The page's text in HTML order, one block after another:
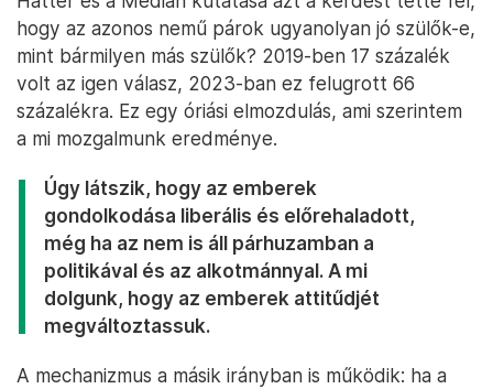
hogy az azonos nemű párok ugyanolyan jó szülők-e,
mint bármilyen más szülők? 2019-ben 17 százalék
volt az igen válasz, 2023-ban ez felugrott 66
százalékra. Ez egy óriási elmozdulás, ami szerintem
a mi mozgalmunk eredménye.
Úgy látszik, hogy az emberek
gondolkodása liberális és előrehaladott,
még ha az nem is áll párhuzamban a
politikával és az alkotmánnyal. A mi
dolgunk, hogy az emberek attitűdjét
megváltoztassuk.
A mechanizmus a másik irányban is működik: ha a